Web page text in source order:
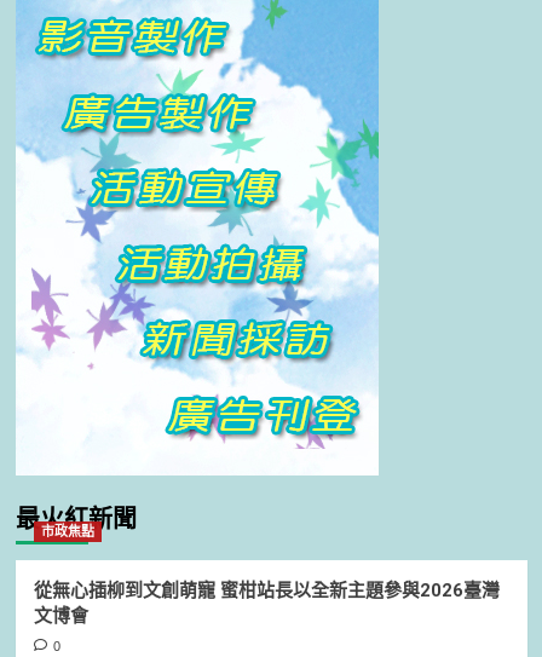
最火紅新聞
市政焦點
從無心插柳到文創萌寵 蜜柑站長以全新主題參與2026臺灣
文博會
0